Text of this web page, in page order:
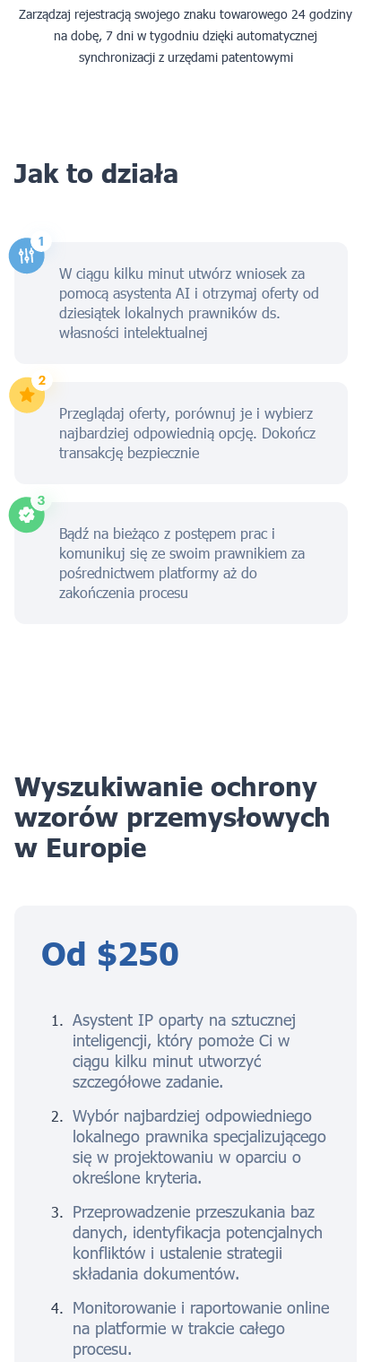
Zarządzaj rejestracją swojego znaku towarowego 24 godziny
na dobę, 7 dni w tygodniu dzięki automatycznej
synchronizacji z urzędami patentowymi
Jak to działa
W ciągu kilku minut utwórz wniosek za
pomocą asystenta AI i otrzymaj oferty od
dziesiątek lokalnych prawników ds.
własności intelektualnej
Przeglądaj oferty, porównuj je i wybierz
najbardziej odpowiednią opcję. Dokończ
transakcję bezpiecznie
Bądź na bieżąco z postępem prac i
komunikuj się ze swoim prawnikiem za
pośrednictwem platformy aż do
zakończenia procesu
Wyszukiwanie ochrony
wzorów przemysłowych
w Europie
Od $250
Asystent IP oparty na sztucznej
inteligencji, który pomoże Ci w
ciągu kilku minut utworzyć
szczegółowe zadanie.
Wybór najbardziej odpowiedniego
lokalnego prawnika specjalizującego
się w projektowaniu w oparciu o
określone kryteria.
Przeprowadzenie przeszukania baz
danych, identyfikacja potencjalnych
konfliktów i ustalenie strategii
składania dokumentów.
Monitorowanie i raportowanie online
na platformie w trakcie całego
procesu.